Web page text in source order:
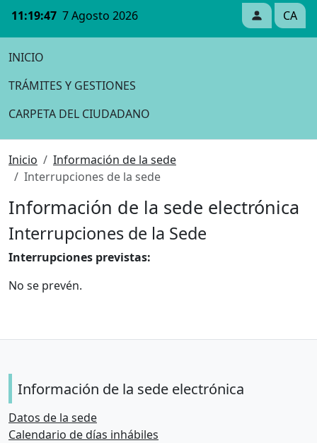
11:19:47 7 Agosto 2026 CA
INICIO
TRÁMITES Y GESTIONES
CARPETA DEL CIUDADANO
Inicio
Información de la sede
Interrupciones de la sede
Información de la sede electrónica
Interrupciones de la Sede
Interrupciones previstas:
No se prevén.
Información de la sede electrónica
Datos de la sede
Calendario de días inhábiles